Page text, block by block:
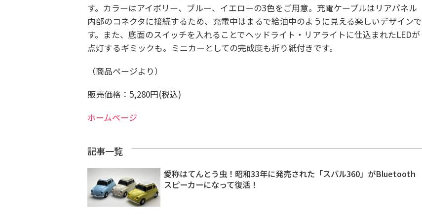
す。カラーはアイボリー、ブルー、イエローの3色をご用意。充電ケーブルはリアパネル
内部のコネクタに接続するため、充電中はまるで給油中のように見える楽しいデザインで
す。また、底面のスイッチを入れることでヘッドライト・リアライトに仕込まれたLEDが
点灯するギミックも。ミニカーとしての完成度も折り紙付きです。
（商品ページより）
販売価格：5,280円(税込)
ホームページ
記事一覧
愛称はてんとう虫！昭和33年に発売された「スバル360」がBluetooth
スピーカーになって復活！